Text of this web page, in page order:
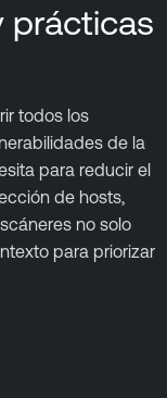
prácticas
todos los
de la
para reducir el
de hosts,
no solo
para priorizar